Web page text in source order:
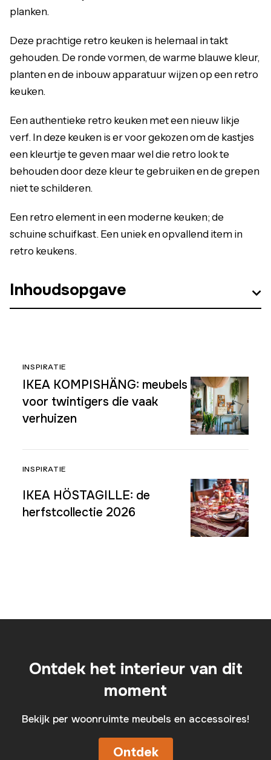
planken.
Deze prachtige retro keuken is helemaal in takt
gehouden. De ronde vormen, de warme blauwe kleur,
planten en de inbouw apparatuur wijzen op een retro
keuken.
Een authentieke retro keuken met een nieuw likje
verf. In deze keuken is er voor gekozen om de kastjes
een kleurtje te geven maar wel die retro look te
behouden door deze kleur te gebruiken en de grepen
niet te schilderen.
Een retro element in een moderne keuken; de
schuine schuifkast. Een uniek en opvallend item in
retro keukens.
Inhoudsopgave
INSPIRATIE
IKEA KOMPISHÄNG: meubels
voor twintigers die vaak
verhuizen
INSPIRATIE
IKEA HÖSTAGILLE: de
herfstcollectie 2026
Ontdek het interieur van dit
moment
Bekijk per woonruimte meubels en accessoires!
Ontdek